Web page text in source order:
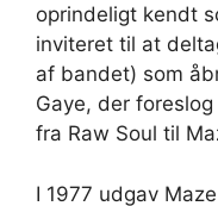
oprindeligt kendt
inviteret til at
af bandet) som
Gaye, der
fra Raw Soul til
I 1977 udgav